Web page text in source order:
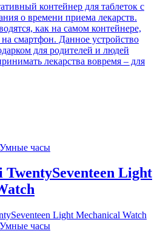
контейнер для таблеток с
о времени приема лекарств.
как на самом контейнере,
смартфон. Данное устройство
для родителей и людей
лекарства вовремя – для
Умные часы
Light
Умные часы